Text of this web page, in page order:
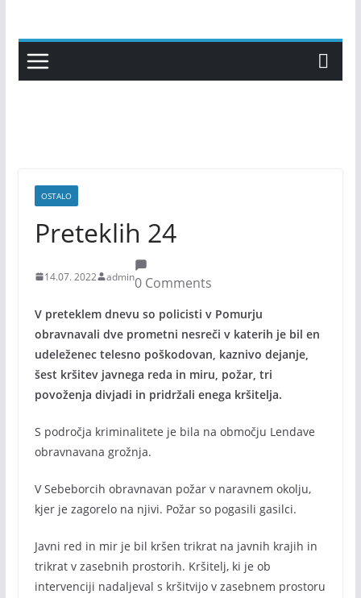
content
OSTALO
Preteklih 24
14.07. 2022 admin0 Comments
V preteklem dnevu so policisti v Pomurju
obravnavali dve prometni nesreči v katerih je bil en
udeleženec telesno poškodovan, kaznivo dejanje,
šest kršitev javnega reda in miru, požar, tri
povoženja divjadi in pridržali enega kršitelja.
S področja kriminalitete je bila na območju Lendave
obravnavana grožnja.
V Sebeborcih obravnavan požar v naravnem okolju,
kjer je zagorelo na njivi. Požar so pogasili gasilci.
Javni red in mir je bil kršen trikrat na javnih krajih in
trikrat v zasebnih prostorih. Kršitelj, ki je ob
intervenciji nadaljeval s kršitvijo v zasebnem prostoru